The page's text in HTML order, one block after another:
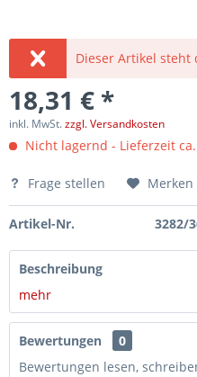
Dieser Artikel
18,31 € *
inkl. MwSt.zzgl. Versandkosten
Nicht lagernd - Lieferzeit ca.
Frage stellen Merken
Artikel-Nr. 3282/
Beschreibung
mehr
Bewertungen
0
Bewertungen lesen,